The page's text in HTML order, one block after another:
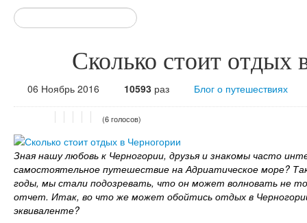
Сколько стоит отдых
Блог о путешествиях
06 Ноябрь 2016 10593 раз
(6 голосов)
Зная нашу любовь к Черногории, друзья и знакомы часто
самостоятельное путешествие на Адриатическое море?
годы, мы стали подозревать, что он может волновать не
отчет. Итак, во что же может обойтись отдых в
эквиваленте?